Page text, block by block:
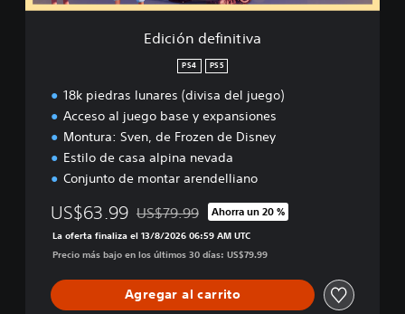
n
Edición definitiva
PS4 PS5
18k piedras lunares (divisa del juego)
Acceso al juego base y expansiones
Montura: Sven, de Frozen de Disney
Estilo de casa alpina nevada
Conjunto de montar arendelliano
US$63.99 Rebajado del precio original de US$79.99
US$79.99 Ahorra un 20 %
La oferta finaliza el 13/8/2026 06:59 AM UTC
Precio más bajo en los últimos 30 días: US$79.99
Agregar al carrito